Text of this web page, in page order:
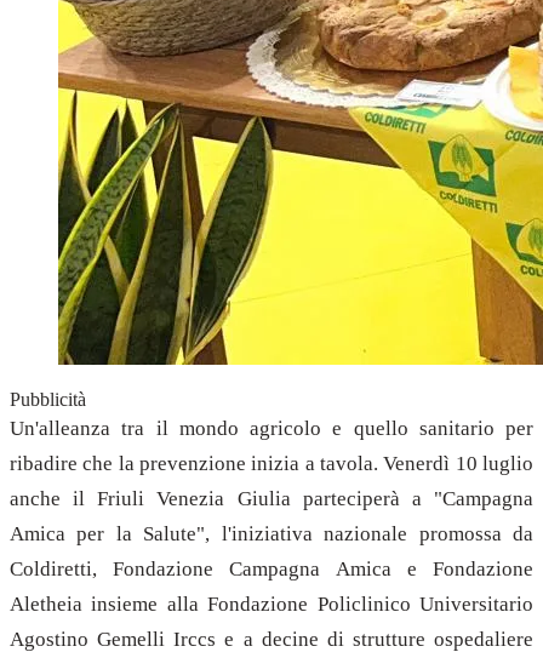
Pubblicità
Un'alleanza tra il mondo agricolo e quello sanitario per
ribadire che la prevenzione inizia a tavola. Venerdì 10 luglio
anche il Friuli Venezia Giulia parteciperà a "Campagna
Amica per la Salute", l'iniziativa nazionale promossa da
Coldiretti, Fondazione Campagna Amica e Fondazione
Aletheia insieme alla Fondazione Policlinico Universitario
Agostino Gemelli Irccs e a decine di strutture ospedaliere